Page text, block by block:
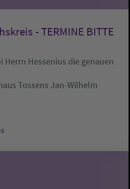
- TERMINE BITTE
Herrn Hessenius die genauen
Tossens Jan-Wilhelm